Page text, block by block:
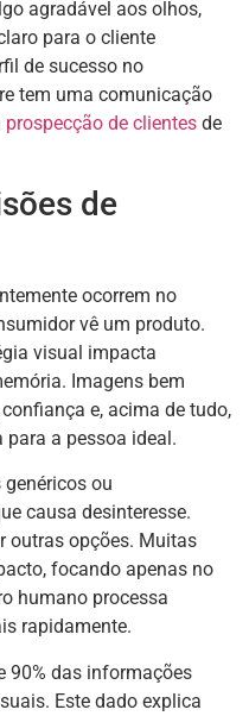
agradável aos olhos,
para o cliente
de sucesso no
tem uma comunicação
prospecção de clientes de
de
ocorrem no
vê um produto.
visual impacta
Imagens bem
e, acima de tudo,
a pessoa ideal.
ou
causa desinteresse.
outras opções. Muitas
focando apenas no
humano processa
rapidamente.
90% das informações
Este dado explica